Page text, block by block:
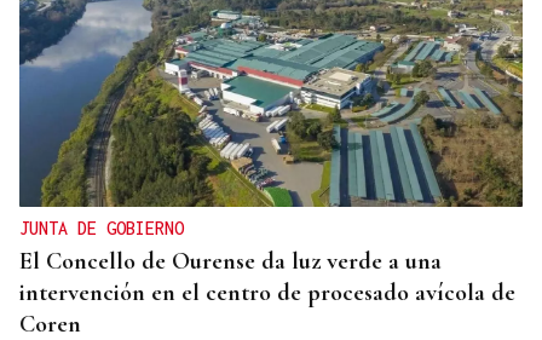
JUNTA DE GOBIERNO
El Concello de Ourense da luz verde a una
intervención en el centro de procesado avícola de
Coren